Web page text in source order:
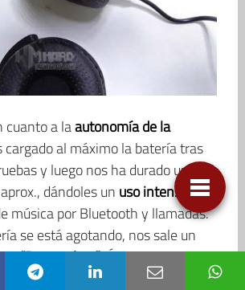
cuanto a laautonomía de la
cargado al máximo la batería tras
y luego nos ha durado unas6
dándoles un uso intensivode
música por Bluetooth y llamadas.
se está agotando, nos sale un
“Battery low”. Éste se repite tres
dice que se apagan.